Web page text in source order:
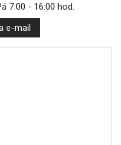
7:00 - 16:00 hod.
e-mail